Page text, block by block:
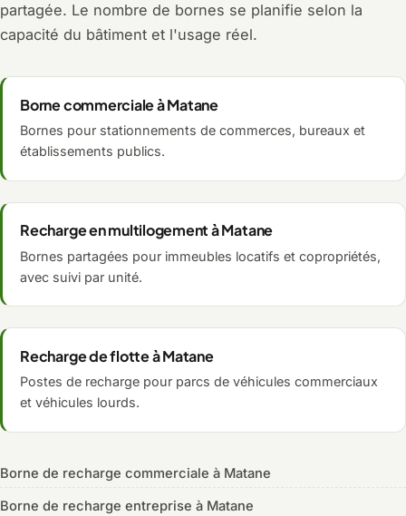
partagée. Le nombre de bornes se planifie selon la
capacité du bâtiment et l'usage réel.
Borne commerciale à Matane
Bornes pour stationnements de commerces, bureaux et
établissements publics.
Recharge en multilogement à Matane
Bornes partagées pour immeubles locatifs et copropriétés,
avec suivi par unité.
Recharge de flotte à Matane
Postes de recharge pour parcs de véhicules commerciaux
et véhicules lourds.
Borne de recharge commerciale à Matane
Borne de recharge entreprise à Matane